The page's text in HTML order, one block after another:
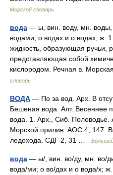
Морской словарь
вода — ы, вин. воду, мн.
водами; о водах и о водах; ж.
жидкость, образующая ручьи,
представляющая собой
кислородом. Речная в.
словарь
ВОДА — По за вод. Арх. В
Бешеная вода. Алт. Весеннее
вода. 1. Арх., Сиб.
Морской прилив. АОС 4, 147.
ледохода. СДГ 2, 31 …
вода — ы/, вин. во/ду, мн. во/
вода/ми; о во/дах и о вода/х;